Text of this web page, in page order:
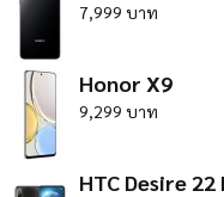
7,999 บาท
Honor X9
9,299 บาท
HTC Desire 22